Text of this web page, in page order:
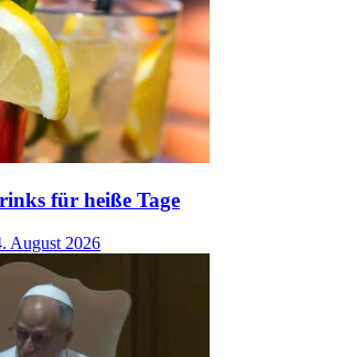
für heiße Tage
August 2026